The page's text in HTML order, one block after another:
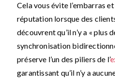
Cela vous évite l’embarras
réputation lorsque des
découvrent qu’il n’y a « plus
synchronisation
préserve l’un des piliers de l’
garantissant qu’il n’y a